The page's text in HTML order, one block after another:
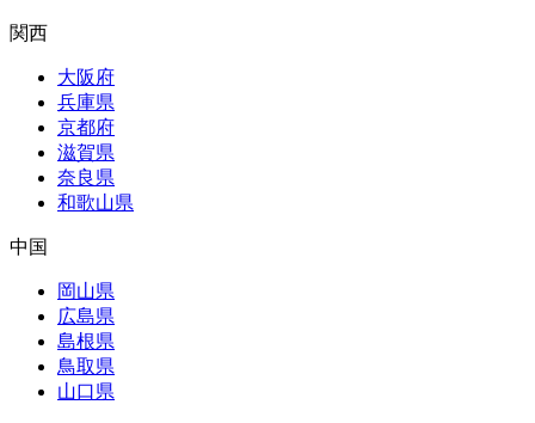
関西
大阪府
兵庫県
京都府
滋賀県
奈良県
和歌山県
中国
岡山県
広島県
島根県
鳥取県
山口県